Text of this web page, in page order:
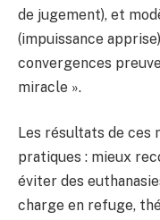
de jugement), et
(impuissance
convergences
miracle ».
Les résultats de ces
pratiques : mieux
éviter des
charge en refuge,